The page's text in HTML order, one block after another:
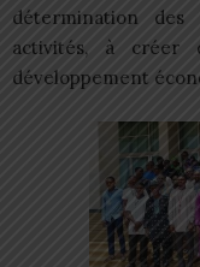
détermination des
activités, à
développement